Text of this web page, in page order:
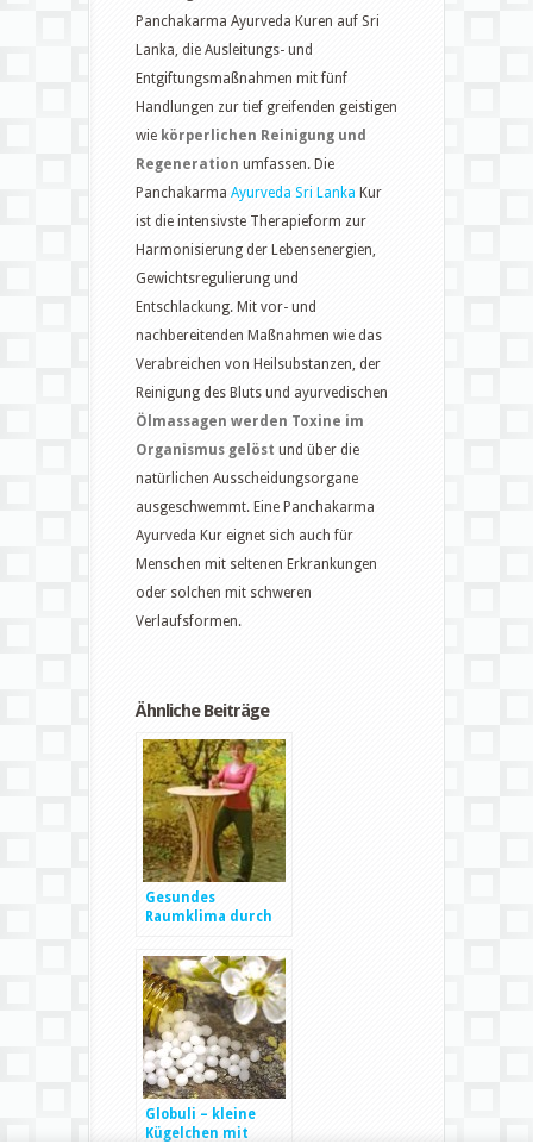
Panchakarma Ayurveda Kuren auf Sri
Lanka, die Ausleitungs- und
Entgiftungsmaßnahmen mit fünf
Handlungen zur tief greifenden geistigen
wie körperlichen Reinigung und
Regeneration umfassen. Die
Panchakarma Ayurveda Sri Lanka Kur
ist die intensivste Therapieform zur
Harmonisierung der Lebensenergien,
Gewichtsregulierung und
Entschlackung. Mit vor- und
nachbereitenden Maßnahmen wie das
Verabreichen von Heilsubstanzen, der
Reinigung des Bluts und ayurvedischen
Ölmassagen werden Toxine im
Organismus gelöst und über die
natürlichen Ausscheidungsorgane
ausgeschwemmt. Eine Panchakarma
Ayurveda Kur eignet sich auch für
Menschen mit seltenen Erkrankungen
oder solchen mit schweren
Verlaufsformen.
Ähnliche Beiträge
Gesundes
Raumklima durch
Globuli – kleine
Kügelchen mit